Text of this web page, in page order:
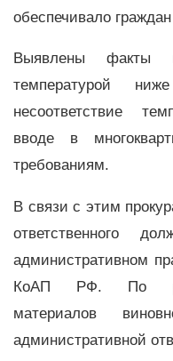
обеспечивало
Выявлены факты
температурой
несоответствие
вводе в
требованиям.
В связи с этим
ответственного
административном
КоАП РФ. По
материалов
административной